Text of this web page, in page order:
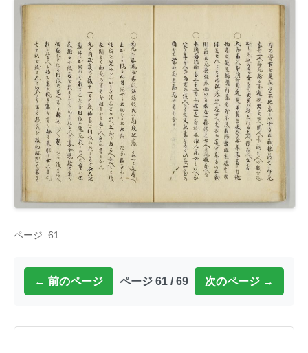
ページ: 61
← 前のページ ページ 61 / 69 次のページ →